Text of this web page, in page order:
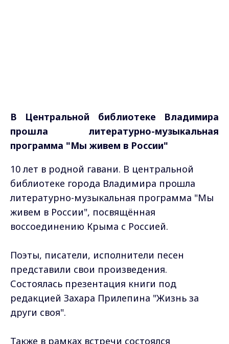
В Центральной библиотеке Владимира
прошла литературно-музыкальная
программа "Мы живем в России"
10 лет в родной гавани. В центральной
библиотеке города Владимира прошла
литературно-музыкальная программа "Мы
живем в России", посвящённая
воссоединению Крыма с Россией.
Поэты, писатели, исполнители песен
представили свои произведения.
Состоялась презентация книги под
редакцией Захара Прилепина "Жизнь за
други своя".
Также в рамках встречи состоялся